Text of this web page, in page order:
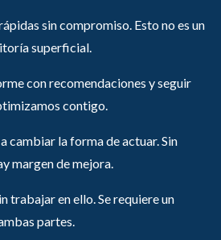
sin compromiso. Esto no es un
superficial.
con recomendaciones y seguir
contigo.
cambiar la forma de actuar. Sin
margen de mejora.
trabajar en ello. Se requiere un
partes.